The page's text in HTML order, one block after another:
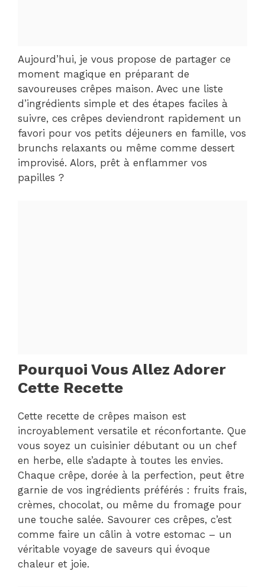
Aujourd’hui, je vous propose de partager ce
moment magique en préparant de
savoureuses crêpes maison. Avec une liste
d’ingrédients simple et des étapes faciles à
suivre, ces crêpes deviendront rapidement un
favori pour vos petits déjeuners en famille, vos
brunchs relaxants ou même comme dessert
improvisé. Alors, prêt à enflammer vos
papilles ?
Pourquoi Vous Allez Adorer
Cette Recette
Cette recette de crêpes maison est
incroyablement versatile et réconfortante. Que
vous soyez un cuisinier débutant ou un chef
en herbe, elle s’adapte à toutes les envies.
Chaque crêpe, dorée à la perfection, peut être
garnie de vos ingrédients préférés : fruits frais,
crèmes, chocolat, ou même du fromage pour
une touche salée. Savourer ces crêpes, c’est
comme faire un câlin à votre estomac – un
véritable voyage de saveurs qui évoque
chaleur et joie.